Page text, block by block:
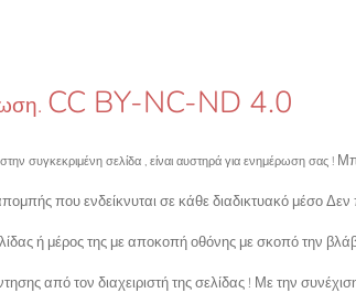
CC BY-NC-ND 4.0
συγκεκριμένη σελίδα , είναι αυστηρά για ενημέρωση σας !
που ενδείκνυται σε κάθε διαδικτυακό μέσο
ή μέρος της με αποκοπή οθόνης με σκοπό την
από τον διαχειριστή της σελίδας ! Με την